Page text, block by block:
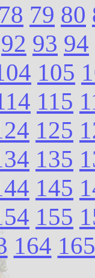
78 79 80
92 93 94
105
115
125
135
145
155
164 165